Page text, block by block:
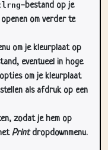
-bestand op je
om verder te
om je kleurplaat op
eventueel in hoge
om je kleurplaat
als afdruk op een
zodat je hem op
Printdropdownmenu.